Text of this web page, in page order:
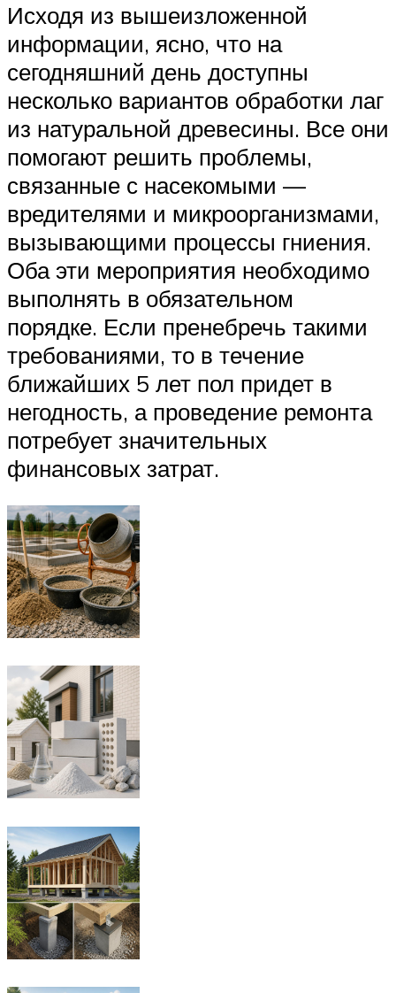
Исходя из вышеизложенной
информации, ясно, что на
сегодняшний день доступны
несколько вариантов обработки лаг
из натуральной древесины. Все они
помогают решить проблемы,
связанные с насекомыми —
вредителями и микроорганизмами,
вызывающими процессы гниения.
Оба эти мероприятия необходимо
выполнять в обязательном
порядке. Если пренебречь такими
требованиями, то в течение
ближайших 5 лет пол придет в
негодность, а проведение ремонта
потребует значительных
финансовых затрат.